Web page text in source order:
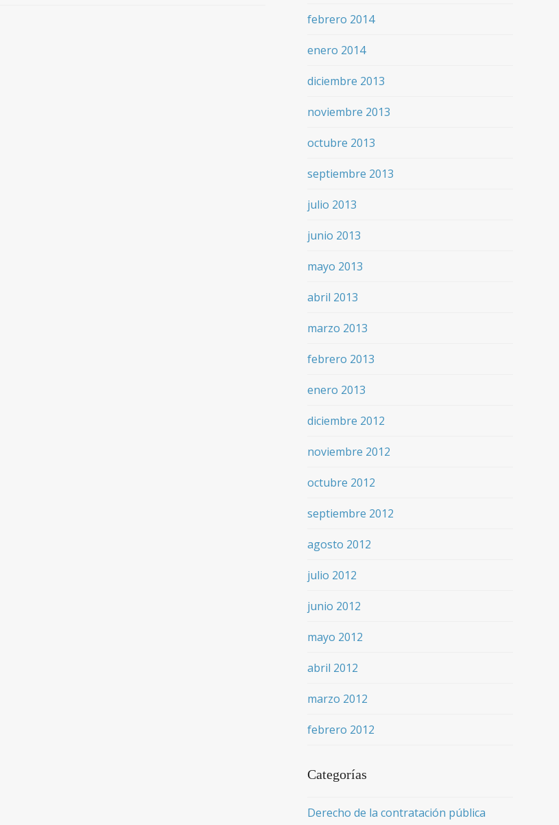
febrero 2014
enero 2014
diciembre 2013
noviembre 2013
octubre 2013
septiembre 2013
julio 2013
junio 2013
mayo 2013
abril 2013
marzo 2013
febrero 2013
enero 2013
diciembre 2012
noviembre 2012
octubre 2012
septiembre 2012
agosto 2012
julio 2012
junio 2012
mayo 2012
abril 2012
marzo 2012
febrero 2012
Categorías
Derecho de la contratación pública